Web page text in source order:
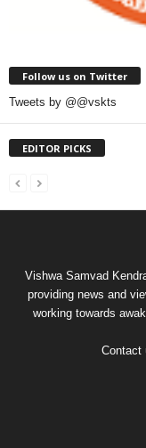
Follow us on Twitter
Tweets by @@vskts
EDITOR PICKS
Vishwa Samvad
providing news and
working towards
Contact